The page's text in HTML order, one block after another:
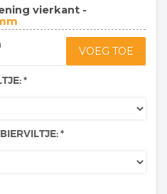
vierkant -
VOEG TOE
*
*